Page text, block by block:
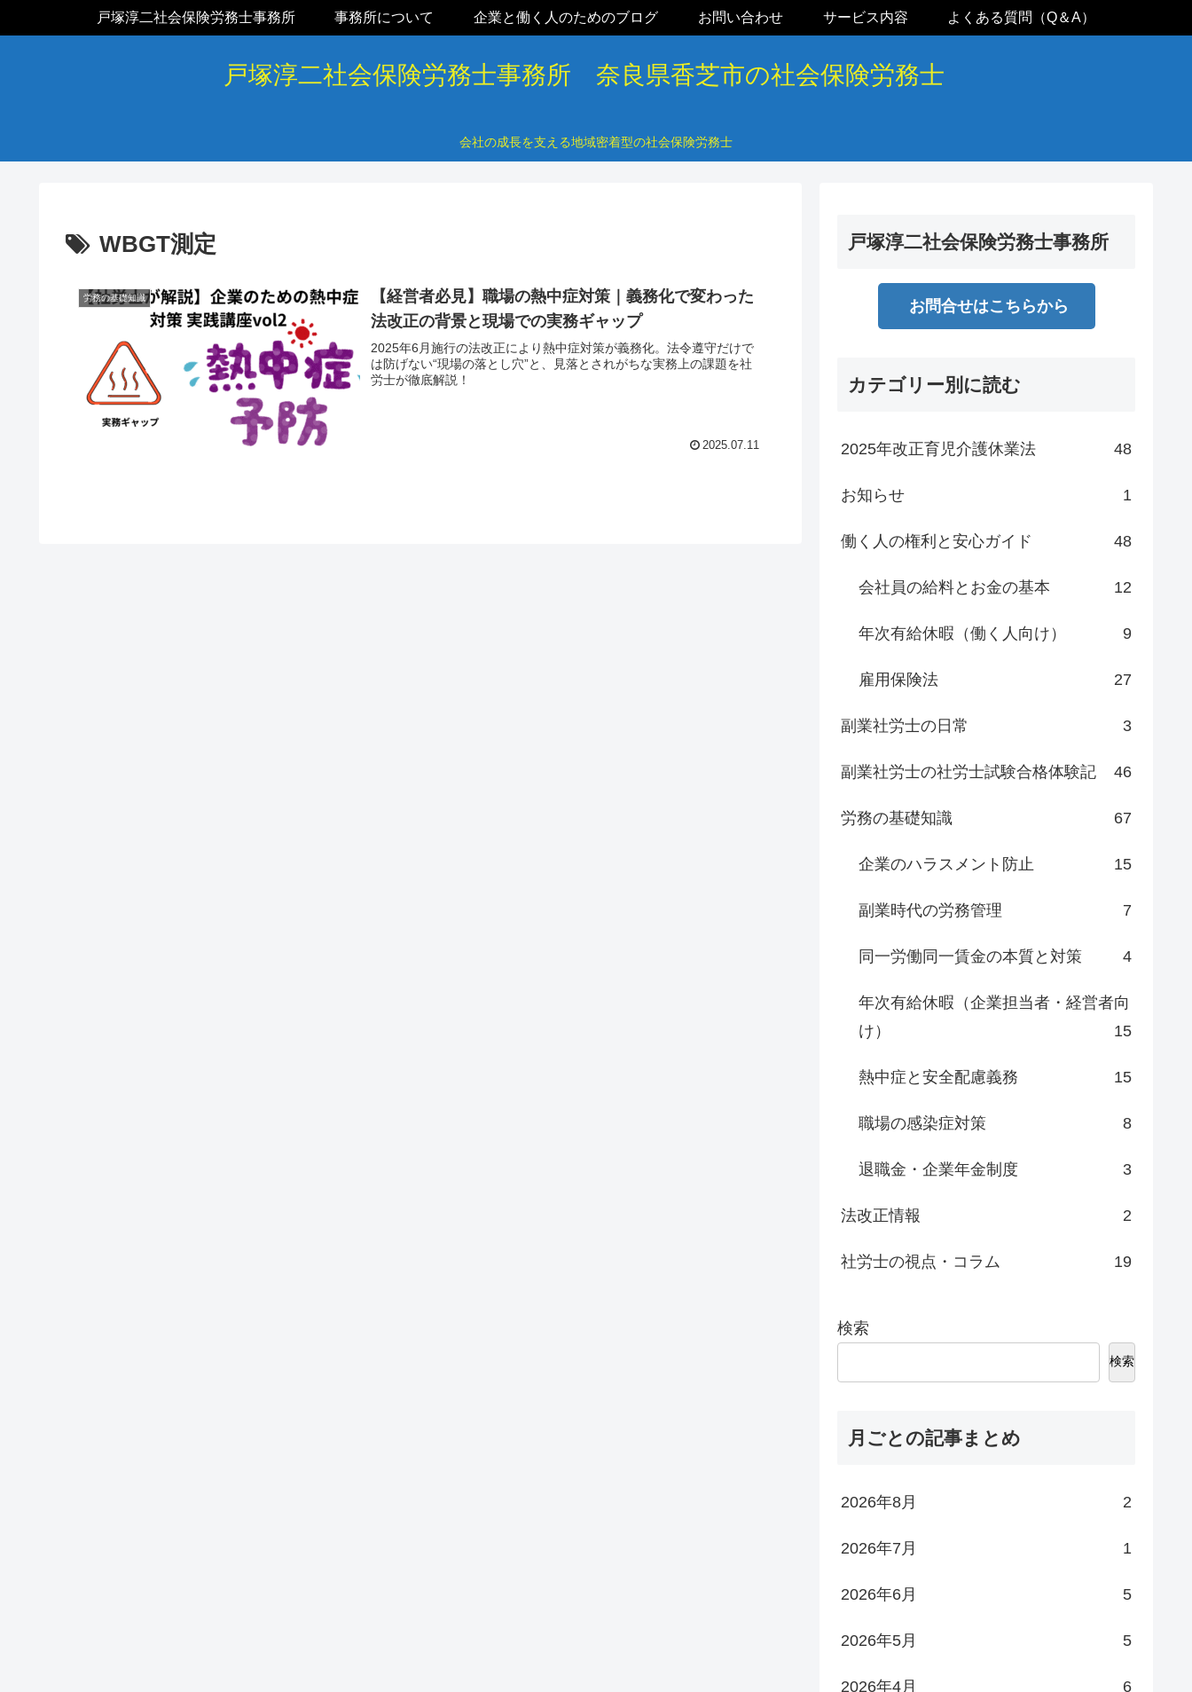
戸塚淳二社会保険労務士事務所 奈良県香芝市の社会保険労務士
会社の成長を支える地域密着型の社会保険労務士
戸塚淳二社会保険労務士事務所 事務所について 企業と働く人のためのブログ お問い合わせ サービス内容 よくある質問（Q＆A）
WBGT測定
労務の基礎知識
【経営者必見】職場の熱中症対策｜義務化で変わった
法改正の背景と現場での実務ギャップ
2025年6月施行の法改正により熱中症対策が義務化。法令遵守だけで
は防げない“現場の落とし穴”と、見落とされがちな実務上の課題を社
労士が徹底解説！
2025.07.11
戸塚淳二社会保険労務士事務所
お問合せはこちらから
カテゴリー別に読む
2025年改正育児介護休業法 48
お知らせ 1
働く人の権利と安心ガイド 48
会社員の給料とお金の基本 12
年次有給休暇（働く人向け） 9
雇用保険法 27
副業社労士の日常 3
副業社労士の社労士試験合格体験記 46
労務の基礎知識 67
企業のハラスメント防止 15
副業時代の労務管理 7
同一労働同一賃金の本質と対策 4
年次有給休暇（企業担当者・経営者向
け）
15
熱中症と安全配慮義務 15
職場の感染症対策 8
退職金・企業年金制度 3
法改正情報 2
社労士の視点・コラム 19
検索
検索
月ごとの記事まとめ
2026年8月 2
2026年7月 1
2026年6月 5
2026年5月 5
2026年4月 6